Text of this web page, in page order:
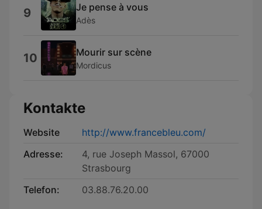
9 Je pense à vous
Adès
10 Mourir sur scène
Mordicus
Kontakte
Website
http://www.francebleu.com/
Adresse:
4, rue Joseph Massol, 67000
Strasbourg
Telefon:
03.88.76.20.00